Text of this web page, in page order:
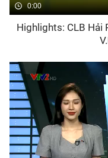
0:00
Highlights: CLB Hải